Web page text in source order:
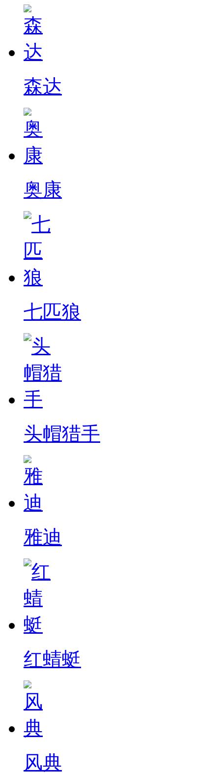
森达
奥康
七匹狼
头帽猎手
雅迪
红蜻蜓
风典